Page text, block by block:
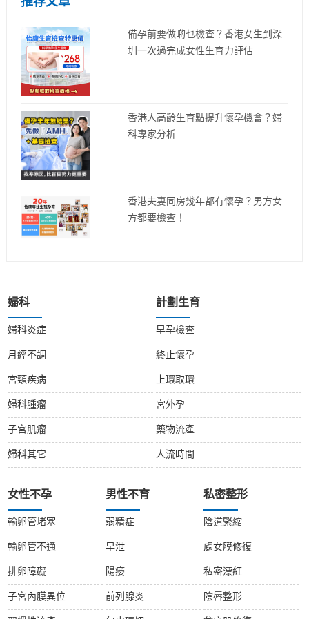
備孕前要做啲乜檢查？香港女生到深
圳一次過完成女性生育力評估
香港人高齡生育點提升懷孕機會？婦
科專家分析
香港夫妻同房幾年都冇懷孕？男方女
方都要檢查！
婦科
婦科炎症
月經不調
宮頸疾病
婦科腫瘤
子宮肌瘤
婦科其它
計劃生育
早孕檢查
終止懷孕
上環取環
宮外孕
藥物流產
人流時間
女性不孕
輸卵管堵塞
輸卵管不通
排卵障礙
子宮內膜異位
男性不育
弱精症
早泄
陽痿
前列腺炎
私密整形
陰道緊縮
處女膜修復
私密漂紅
陰唇整形